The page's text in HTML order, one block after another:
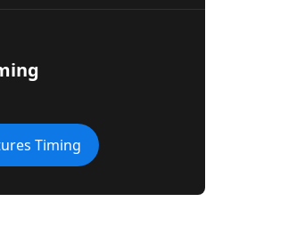
Timing